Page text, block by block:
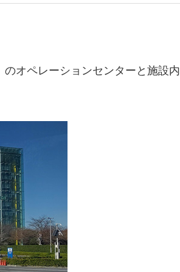
オペレーションセンターと施設内